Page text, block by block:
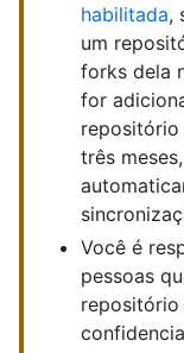
habilitada,
um
forks dela
for
três
Você é
pessoas
repositório